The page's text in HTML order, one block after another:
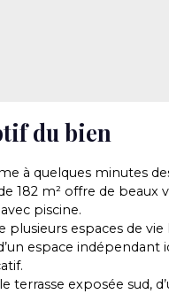
du bien
à quelques minutes
182 m² offre de beaux
piscine.
plusieurs espaces de vie
espace indépendant
terrasse exposée sud,